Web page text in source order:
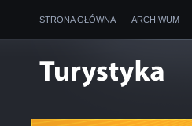
STRONA GŁÓWNA ARCHIWUM